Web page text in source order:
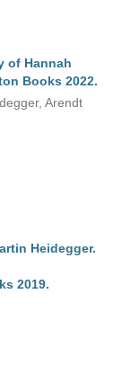
of Hannah
Books 2022.
Arendt
Heidegger.
2019.